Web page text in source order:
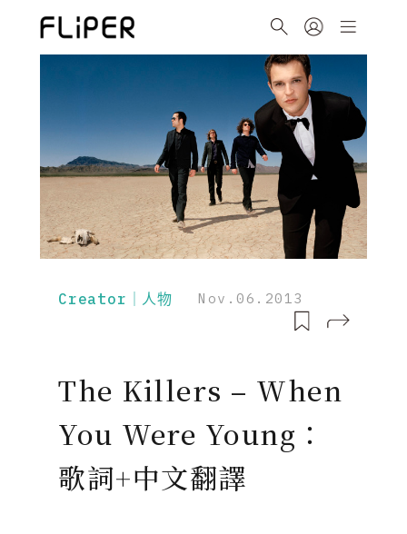
Creator｜人物 Nov.06.2013
The Killers – When
You Were Young：
歌詞+中文翻譯